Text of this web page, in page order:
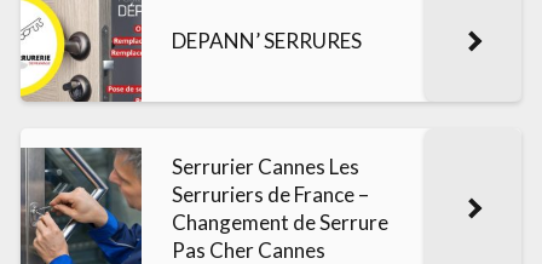
DEPANN’ SERRURES
Serrurier Cannes Les
Serruriers de France –
Changement de Serrure
Pas Cher Cannes